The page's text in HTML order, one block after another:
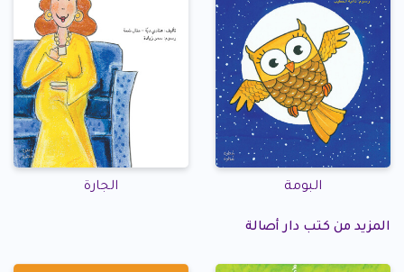
البومة الجارة
المزيد من كتب دار أصالة